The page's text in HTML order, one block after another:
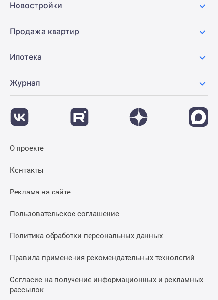
Новостройки
Продажа квартир
Ипотека
Журнал
О проекте
Контакты
Реклама на сайте
Пользовательское соглашение
Политика обработки персональных данных
Правила применения рекомендательных технологий
Согласие на получение информационных и рекламных
рассылок